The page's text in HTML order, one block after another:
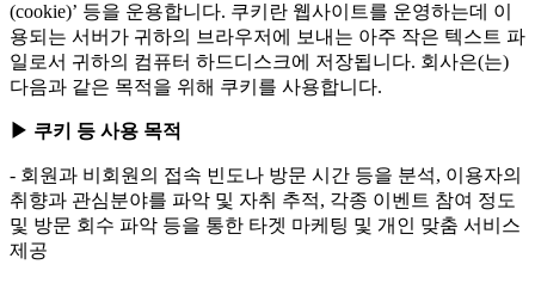
(cookie)’ 등을 운용합니다. 쿠키란 웹사이트를 운영하는데 이
용되는 서버가 귀하의 브라우저에 보내는 아주 작은 텍스트 파
일로서 귀하의 컴퓨터 하드디스크에 저장됩니다. 회사은(는)
다음과 같은 목적을 위해 쿠키를 사용합니다.
▶ 쿠키 등 사용 목적
- 회원과 비회원의 접속 빈도나 방문 시간 등을 분석, 이용자의
취향과 관심분야를 파악 및 자취 추적, 각종 이벤트 참여 정도
및 방문 회수 파악 등을 통한 타겟 마케팅 및 개인 맞춤 서비스
제공